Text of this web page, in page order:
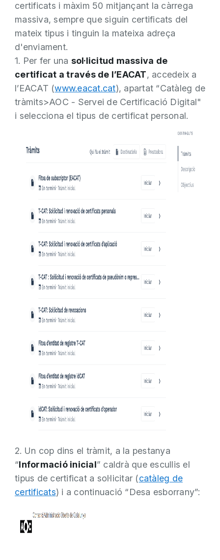
certificats i màxim 50 mitjançant la càrrega
massiva, sempre que siguin certificats del
mateix tipus i tinguin la mateixa adreça
d'enviament.
1. Per fer una sol·licitud massiva de
certificat a través de l’EACAT, accedeix a
l’EACAT (www.eacat.cat), apartat “Catàleg de
tràmits>AOC - Servei de Certificació Digital"
i selecciona el tipus de certificat personal.
2. Un cop dins el tràmit, a la pestanya
“Informació inicial” caldrà que escullis el
tipus de certificat a sol·licitar (catàleg de
certificats) i a continuació “Desa esborrany”: